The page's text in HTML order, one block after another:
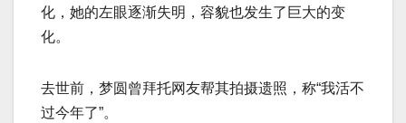
化，她的左眼逐渐失明，容貌也发生了巨大的变
化。
去世前，梦圆曾拜托网友帮其拍摄遗照，称“我活不
过今年了”。